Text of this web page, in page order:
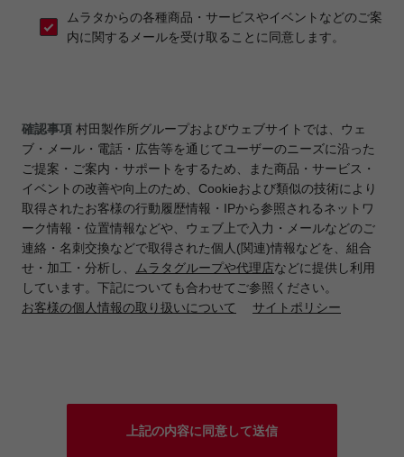
ムラタからの各種商品・サービスやイベントなどのご案
内に関するメールを受け取ることに同意します。
確認事項 村田製作所グループおよびウェブサイトでは、ウェ
ブ・メール・電話・広告等を通じてユーザーのニーズに沿った
ご提案・ご案内・サポートをするため、また商品・サービス・
イベントの改善や向上のため、Cookieおよび類似の技術により
取得されたお客様の行動履歴情報・IPから参照されるネットワ
ーク情報・位置情報などや、ウェブ上で入力・メールなどのご
連絡・名刺交換などで取得された個人(関連)情報などを、組合
せ・加工・分析し、
ムラタグループや代理店などに提供し利用
しています。下記についても合わせてご参照ください。
お客様の個人情報の取り扱いについて
サイトポリシー
上記の内容に同意して送信